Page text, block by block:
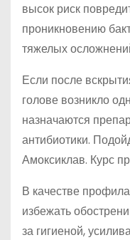
высок риск
проникновению
тяжелых
Если после
голове возникло
назначаются
антибиотики.
Амоксиклав. Курс
В качестве
избежать
за гигиеной,